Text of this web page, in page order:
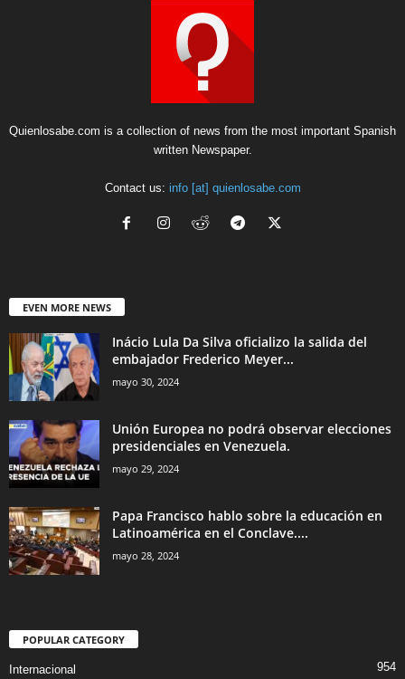
Quienlosabe.com is a collection of news from the most important Spanish
written Newspaper.
Contact us: info [at] quienlosabe.com
EVEN MORE NEWS
Inácio Lula Da Silva oficializo la salida del
embajador Frederico Meyer...
mayo 30, 2024
Unión Europea no podrá observar elecciones
presidenciales en Venezuela.
mayo 29, 2024
Papa Francisco hablo sobre la educación en
Latinoamérica en el Conclave....
mayo 28, 2024
POPULAR CATEGORY
Internacional 954